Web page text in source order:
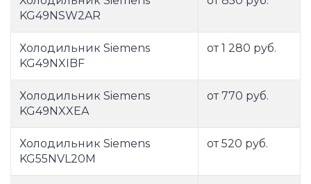
KG49NSW2AR
Холодильник Siemens
KG49NXIBF
от 1 280 руб.
Холодильник Siemens
KG49NXXEA
от 770 руб.
Холодильник Siemens
KG55NVL20M
от 520 руб.